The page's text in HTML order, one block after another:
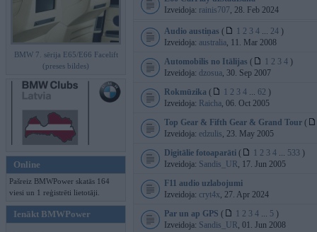
BMW 7. sērija E65/E66 Facelift
(preses bildes)
Online
Pašreiz BMWPower skatās 164
viesi un 1 reģistrēti lietotāji.
Ienākt BMWPower
Izveidoja: rainis707, 28. Feb 2024
Audio austiņas ( 1 2 3 4 ... 24 )
Izveidoja: australia, 11. Mar 2008
Automobilis no Itālijas ( 1 2 3 4 )
Izveidoja: dzosua, 30. Sep 2007
Rokmūzika ( 1 2 3 4 ... 62 )
Izveidoja: Raicha, 06. Oct 2005
Top Gear & Fifth Gear & Grand Tour (
Izveidoja: edzulis, 23. May 2005
Digitālie fotoaparāti ( 1 2 3 4 ... 533 )
Izveidoja: Sandis_UR, 17. Jun 2005
F11 audio uzlabojumi
Izveidoja: cryt4x, 27. Apr 2024
Par un ap GPS ( 1 2 3 4 ... 5 )
Izveidoja: Sandis_UR, 01. Jun 2008